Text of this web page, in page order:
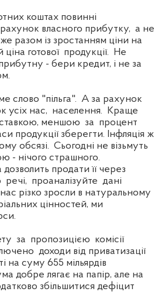
коштах повинні
власного прибутку, а не
разом із зростанням ціни на
готової продукції. Не
- бери кредит, і не за
слово "пільга". А за рахунок
усіх нас, населення. Краще
меншою за процент
продукції зберегти. Інфляція ж
обсязі. Сьогодні не візьмуть
- нічого страшного.
продати її через
проаналізуйте дані
різко зросли в натуральному
цінностей, ми
за пропозицією комісії
доходи від приватизації
на суму 655 мільярдів
добре лягає на папір, але на
збільшитися дефіцит